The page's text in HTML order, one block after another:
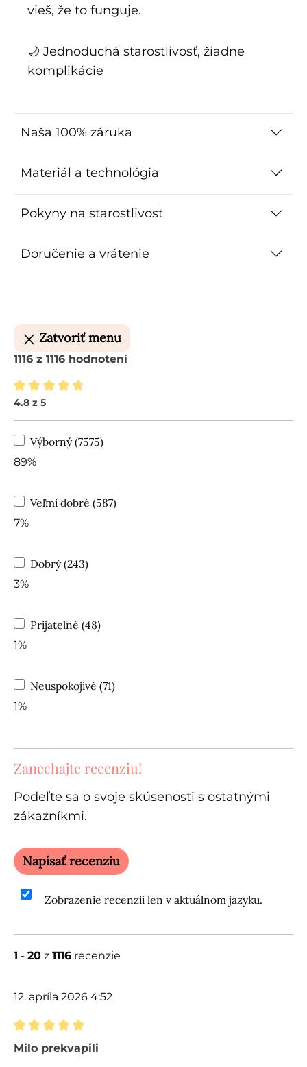
vieš, že to funguje.
🌙 Jednoduchá starostlivosť, žiadne
komplikácie
Naša 100% záruka
Materiál a technológia
Pokyny na starostlivosť
Doručenie a vrátenie
Zatvoriť menu
1116 z 1116 hodnotení
Priemerné hodnotenie 4.8 z 5 hviezdičiek
4.8 z 5
Výborný (7575)
89%
Veľmi dobré (587)
7%
Dobrý (243)
3%
Prijateľné (48)
1%
Neuspokojivé (71)
1%
Zanechajte recenziu!
Podeľte sa o svoje skúsenosti s ostatnými
zákazníkmi.
Napísať recenziu
Zobrazenie recenzií len v aktuálnom jazyku.
1 - 20 z 1116 recenzie
12. apríla 2026 4:52
Recenzia s hodnotením 5 z 5 hviezdičiek
Milo prekvapili